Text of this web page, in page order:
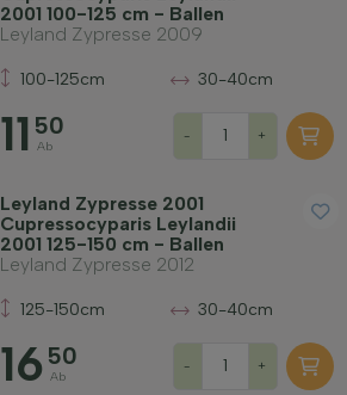
2001 100-125 cm - Ballen
Leyland Zypresse 2009
100-125cm 30-40cm
11 50
Ab
- +
Leyland Zypresse 2001
Cupressocyparis Leylandii
2001 125-150 cm - Ballen
Leyland Zypresse 2012
125-150cm 30-40cm
16 50
Ab
- +